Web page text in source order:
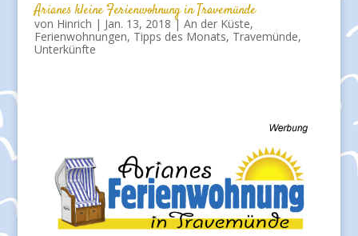
Arianes kleine Ferienwohnung in Travemünde
von Hinrich | Jan. 13, 2018 | An der Küste,
Ferienwohnungen, Tipps des Monats, Travemünde,
Unterkünfte